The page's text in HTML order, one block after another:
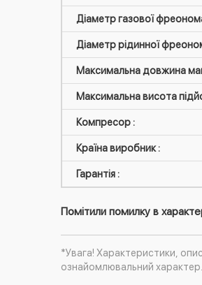
Діаметр газової
Діаметр рідинної
Максимальна довжина
Максимальна висота
Компресор :
Країна виробник :
Гарантія :
Помітили помилку в
*Увага! Характеристики,
ознайомлювальний характер.